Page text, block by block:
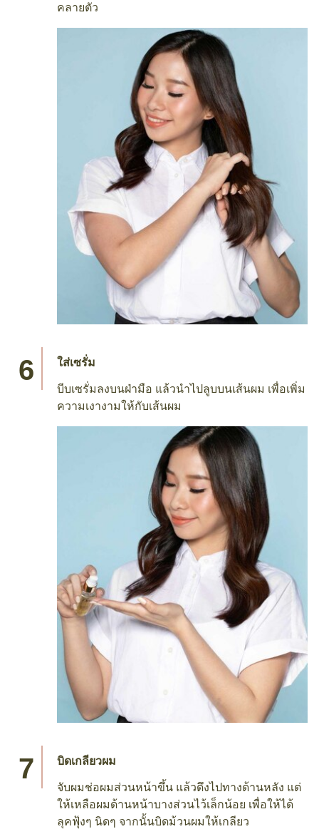
คลายตัว
ใส่เซรั่ม
บีบเซรั่มลงบนฝ่ามือ แล้วนำไปลูบบนเส้นผม เพื่อเพิ่ม
ความเงางามให้กับเส้นผม
บิดเกลียวผม
จับผมช่อผมส่วนหน้าขึ้น แล้วดึงไปทางด้านหลัง แต่
ให้เหลือผมด้านหน้าบางส่วนไว้เล็กน้อย เพื่อให้ได้
ลุคฟุ้งๆ นิดๆ จากนั้นบิดม้วนผมให้เกลียว